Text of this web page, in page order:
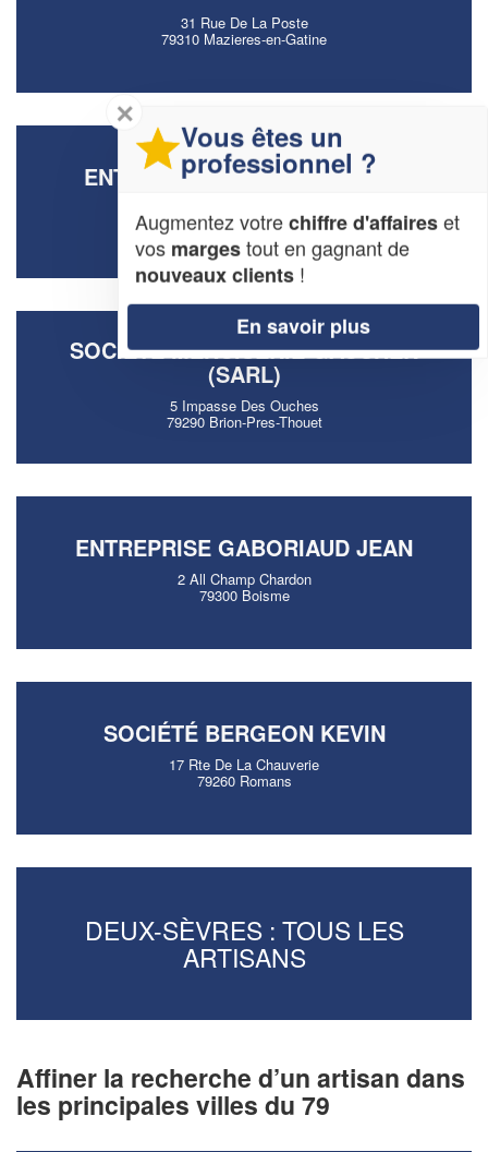
31 Rue De La Poste
79310 Mazieres-en-Gatine
ENTREPRISE HERAUD CEDRIC
79370 Prailles-la-Couarde
SOCIÉTÉ MENUISERIE GAUCHER
(SARL)
5 Impasse Des Ouches
79290 Brion-Pres-Thouet
ENTREPRISE GABORIAUD JEAN
2 All Champ Chardon
79300 Boisme
SOCIÉTÉ BERGEON KEVIN
17 Rte De La Chauverie
79260 Romans
DEUX-SÈVRES : TOUS LES
ARTISANS
Affiner la recherche d’un artisan dans
les principales villes du 79
✕
Vous êtes un
professionnel ?
Augmentez votrechiffre d'affaireset
vos margestout en gagnant de
nouveaux clients !
En savoir plus